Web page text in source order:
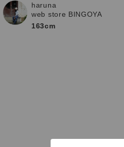
haruna
web store BINGOYA
163cm